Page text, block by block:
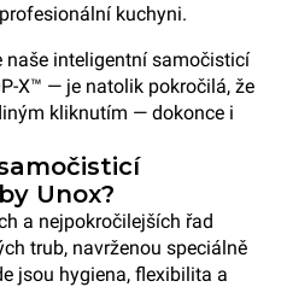
kuchyni.
naše inteligentní samočisticí
X™ — je natolik pokročilá, že
kliknutím — dokonce i
Unox?
a nejpokročilejších řad
trub, navrženou speciálně
jsou hygiena, flexibilita a